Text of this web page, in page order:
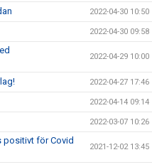
2022-04-30 10:50
2022-04-30 09:58
2022-04-29 10:00
2022-04-27 17:46
2022-04-14 09:14
2022-03-07 10:26
positivt för Covid
2021-12-02 13:45